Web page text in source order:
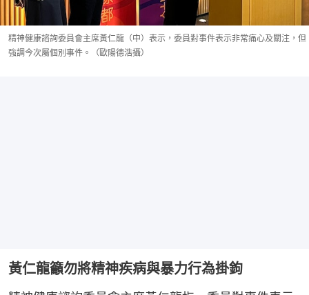
精神健康諮詢委員會主席黃仁龍（中）表示，委員對事件表示非常痛心及關注，但
強調今次屬個別事件。（歐陽德浩攝）
黃仁龍籲勿將精神疾病與暴力行為掛鉤